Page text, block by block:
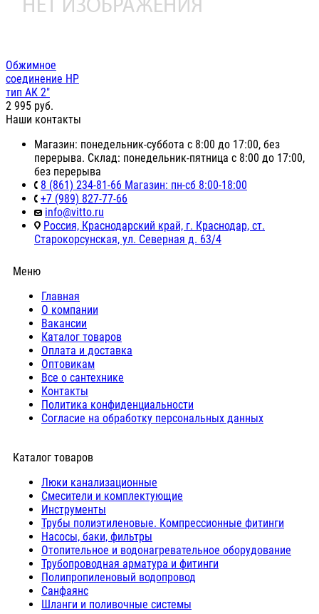
Обжимное
соединение НР
тип АК 2"
2 995 руб.
Наши контакты
Магазин: понедельник-суббота с 8:00 до 17:00, без
перерыва. Склад: понедельник-пятница с 8:00 до 17:00,
без перерыва
8 (861) 234-81-66 Магазин: пн-сб 8:00-18:00
+7 (989) 827-77-66
info@vitto.ru
Россия, Краснодарский край, г. Краснодар, ст.
Старокорсунская, ул. Северная д. 63/4
Меню
Главная
О компании
Вакансии
Каталог товаров
Оплата и доставка
Оптовикам
Все о сантехнике
Контакты
Политика конфиденциальности
Согласие на обработку персональных данных
Каталог товаров
Люки канализационные
Cмесители и комплектующие
Инструменты
Трубы полиэтиленовые. Компрессионные фитинги
Насосы, баки, фильтры
Отопительное и водонагревательное оборудование
Трубопроводная арматура и фитинги
Полипропиленовый водопровод
Санфаянс
Шланги и поливочные системы